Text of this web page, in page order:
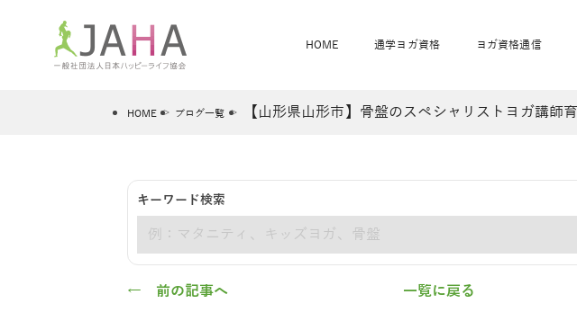
HOME
JAHAについて JAHAヨガスタジオ概要 直営校
通学ヨガ資格
JAHA資格講座一覧 卒業生の声 養成講座
ヨガ資格通信
骨盤スリムヨガ®通信 ベビママヨガW通信 ベビー「ピラ
ヨガレッスンカレンダー オンラインヨガ詳細 出張ヨガ・オ
全米ヨガRYT200
骨盤スリムヨガ
®
HOME ブログ一覧 【山形県山形市】骨盤のスペシャリストヨガ講師
キーワード検索
← 前の記事へ 一覧に戻る